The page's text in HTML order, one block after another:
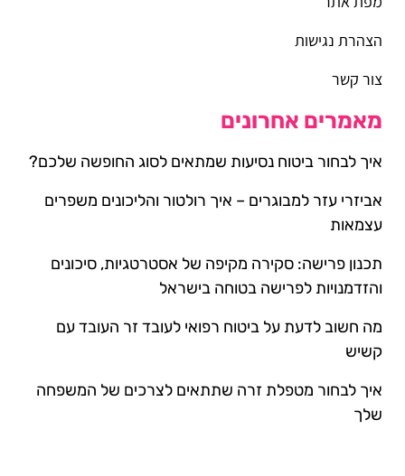
הצהרת נגישות
צור קשר
מאמרים אחרונים
איך לבחור ביטוח נסיעות שמתאים לסוג החופשה שלכם?
אביזרי עזר למבוגרים – איך רולטור והליכונים משפרים
עצמאות
תכנון פרישה: סקירה מקיפה של אסטרטגיות, סיכונים
והזדמנויות לפרישה בטוחה בישראל
מה חשוב לדעת על ביטוח רפואי לעובד זר העובד עם
קשיש
איך לבחור מטפלת זרה שתתאים לצרכים של המשפחה
שלך